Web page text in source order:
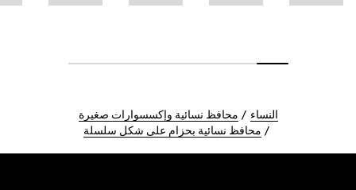
النساء
محافظ نسائية وإكسسوارات صغيرة
محافظ نسائية بحزام على شكل سلسلة